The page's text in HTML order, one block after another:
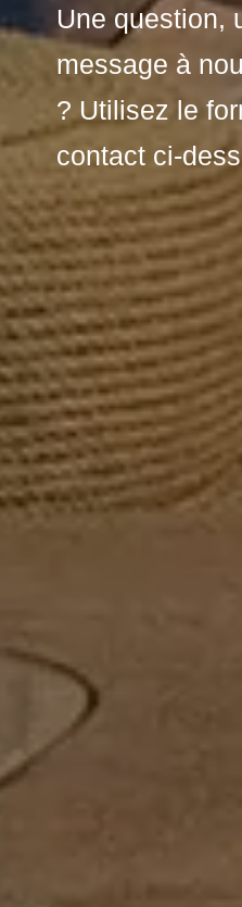
Une question,
message à
? Utilisez le
contact ci-